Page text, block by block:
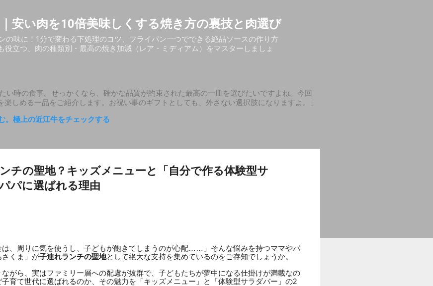
安い肉を10倍美味しくする焼き方の裏技と肉選び
の味に！1分で変わる下処理のコツ、フライパン一つでできる絶品ソースの作り方
役立つ、肉の種類別・最高の焼き加減（レア・ミディアム）をマスターしましょ
い時の食事。せっかくなら、確かな品質が約束された最高の一皿を選びたいですよね。今回
しめる一品をご紹介します。お祝い事のギフトとしても、外さない選択肢になりますよ。」
。極上の近江牛をチェックする
チの聖地？キッズメニューと「自分で作る体験型サ
パに選ばれる理由
は、周りに気を使うし、子どもが飽きてしまうのが心配……」そんな悩みを持つママやパ
くま」が子連れランチの聖地として絶大な支持を集めているのをご存知でしょうか。
がら、実はファミリー層への配慮が抜群で、子どもたちが夢中になる仕掛けが満載なの
育て世代に選ばれるのか、その魅力を「キッズメニュー」と「体験型サラダバー」の2